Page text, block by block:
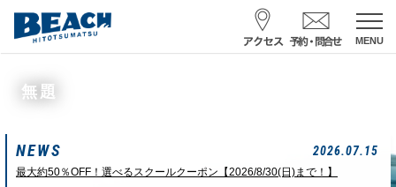
MENU
スクール予約・お問合せ
サーフ ナミイーヨ
0475-32-7314
無題
NEWS 2026.07.15
最大約50％OFF！選べるスクールクーポン【2026/8/30(日)まで！】